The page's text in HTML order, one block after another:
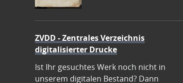
ZVDD - Zentrales Verzeichnis
digitalisierter Drucke
Ist Ihr gesuchtes Werk noch nicht in
unserem digitalen Bestand? Dann